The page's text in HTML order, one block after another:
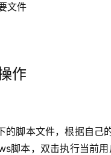
文件
作
的脚本文件，根据自己
脚本，双击执行当前用